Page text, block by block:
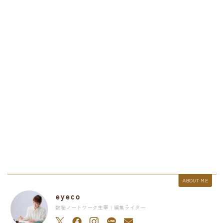
ABOUT ME
eyeco
数秘ノートワーク主宰 | 編集ライター